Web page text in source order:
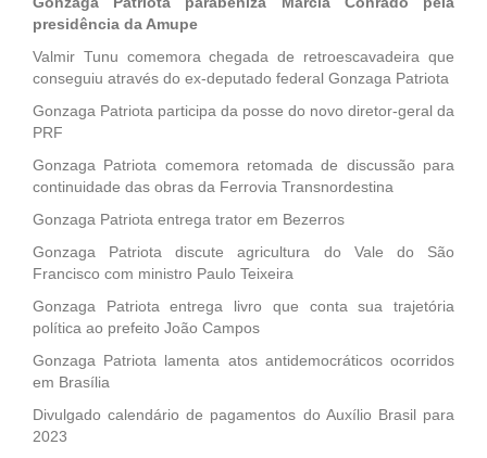
presidência da Amupe
Valmir Tunu comemora chegada de retroescavadeira que
conseguiu através do ex-deputado federal Gonzaga Patriota
Gonzaga Patriota participa da posse do novo diretor-geral da
PRF
Gonzaga Patriota comemora retomada de discussão para
continuidade das obras da Ferrovia Transnordestina
Gonzaga Patriota entrega trator em Bezerros
Gonzaga Patriota discute agricultura do Vale do São
Francisco com ministro Paulo Teixeira
Gonzaga Patriota entrega livro que conta sua trajetória
política ao prefeito João Campos
Gonzaga Patriota lamenta atos antidemocráticos ocorridos
em Brasília
Divulgado calendário de pagamentos do Auxílio Brasil para
2023